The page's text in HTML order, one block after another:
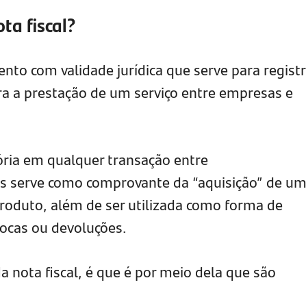
fiscal?
com validade jurídica que serve para
a prestação de um serviço entre empresas e
em qualquer transação entre
como comprovante da “aquisição” de um
além de ser utilizada como forma de
ou devoluções.
nota fiscal, é que é por meio dela que são